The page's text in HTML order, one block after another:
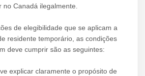
no Canadá ilegalmente.
de elegibilidade que se aplicam a
residente temporário, as condições
deve cumprir são as seguintes:
explicar claramente o propósito de